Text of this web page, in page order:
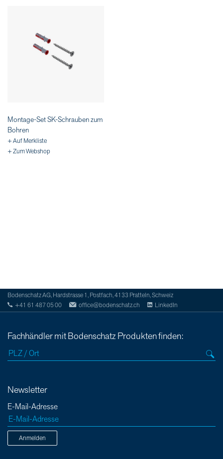
Montage-Set SK-Schrauben zum
Bohren
+ Auf Merkliste
+ Zum Webshop
Bodenschatz AG, Hardstrasse 1, Postfach, 4133 Pratteln, Schweiz
+41 61 487 05 00
office@bodenschatz.ch LinkedIn
Fachhändler mit Bodenschatz Produkten finden:
Newsletter
E-Mail-Adresse
Anmelden